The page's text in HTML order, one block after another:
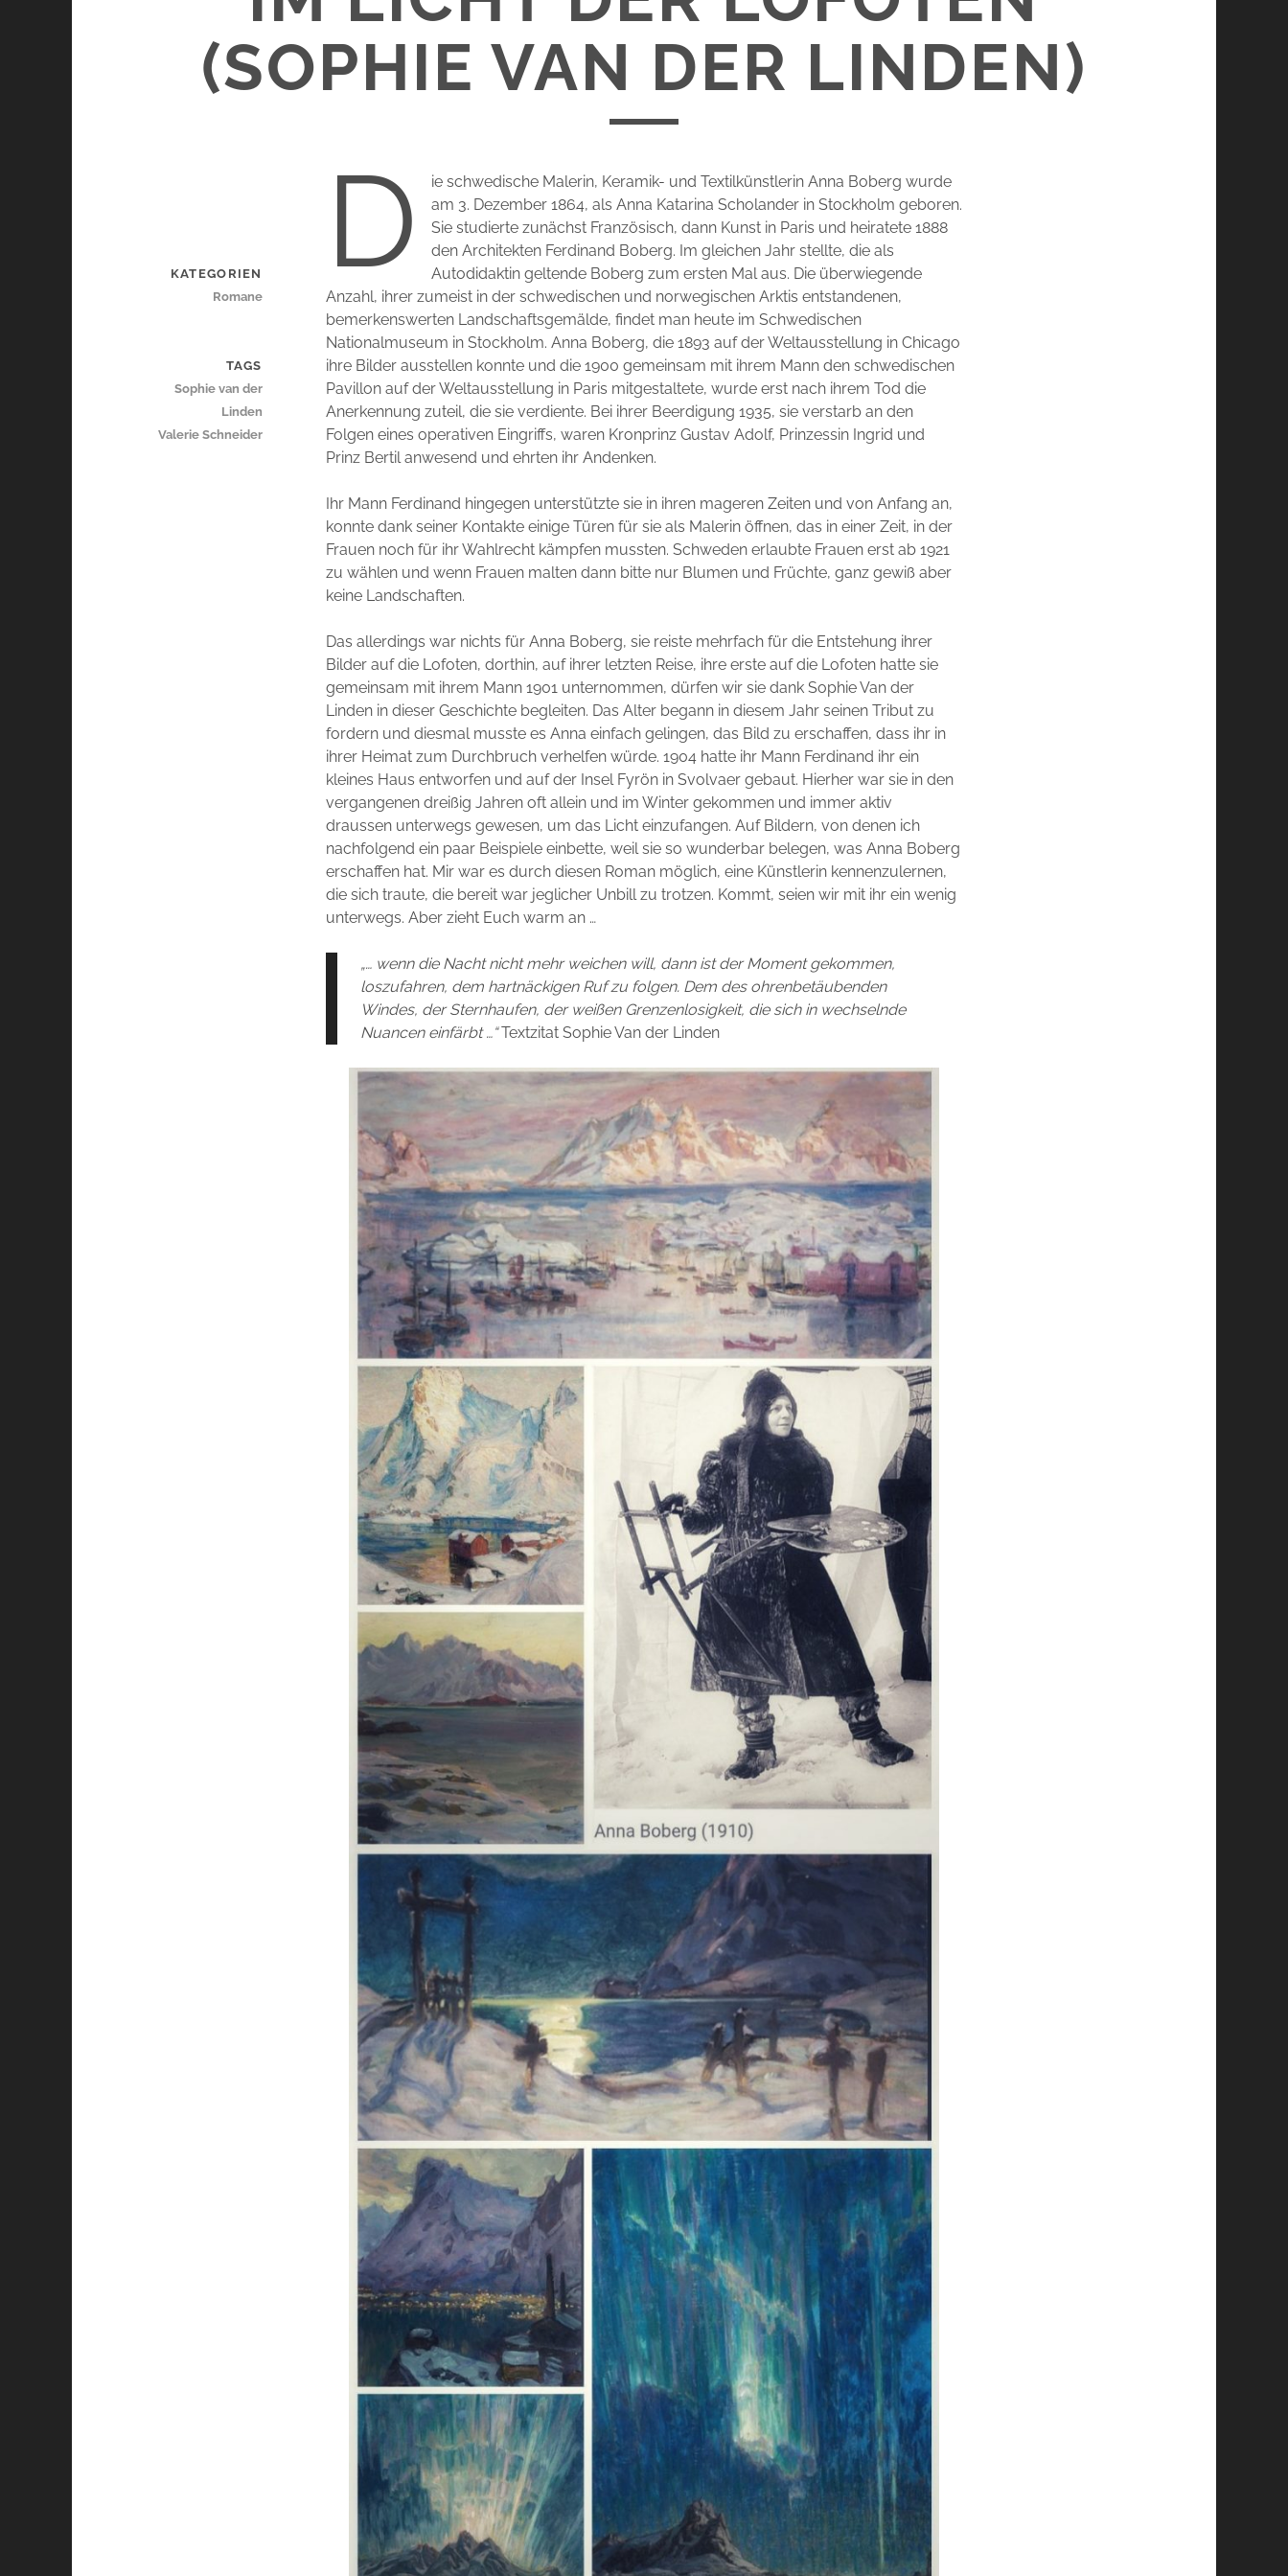
(SOPHIE VAN DER LINDEN)
D
ie schwedische Malerin, Keramik- und Textilkünstlerin Anna Boberg wurde
am 3. Dezember 1864, als Anna Katarina Scholander in Stockholm geboren.
Sie studierte zunächst Französisch, dann Kunst in Paris und heiratete 1888
den Architekten Ferdinand Boberg. Im gleichen Jahr stellte, die als
Autodidaktin geltende Boberg zum ersten Mal aus. Die überwiegende
Anzahl, ihrer zumeist in der schwedischen und norwegischen Arktis entstandenen,
bemerkenswerten Landschaftsgemälde, findet man heute im Schwedischen
Nationalmuseum in Stockholm. Anna Boberg, die 1893 auf der Weltausstellung in Chicago
ihre Bilder ausstellen konnte und die 1900 gemeinsam mit ihrem Mann den schwedischen
Pavillon auf der Weltausstellung in Paris mitgestaltete, wurde erst nach ihrem Tod die
Anerkennung zuteil, die sie verdiente. Bei ihrer Beerdigung 1935, sie verstarb an den
Folgen eines operativen Eingriffs, waren Kronprinz Gustav Adolf, Prinzessin Ingrid und
Prinz Bertil anwesend und ehrten ihr Andenken.
Ihr Mann Ferdinand hingegen unterstützte sie in ihren mageren Zeiten und von Anfang an,
konnte dank seiner Kontakte einige Türen für sie als Malerin öffnen, das in einer Zeit, in der
Frauen noch für ihr Wahlrecht kämpfen mussten. Schweden erlaubte Frauen erst ab 1921
zu wählen und wenn Frauen malten dann bitte nur Blumen und Früchte, ganz gewiß aber
keine Landschaften.
Das allerdings war nichts für Anna Boberg, sie reiste mehrfach für die Entstehung ihrer
Bilder auf die Lofoten, dorthin, auf ihrer letzten Reise, ihre erste auf die Lofoten hatte sie
gemeinsam mit ihrem Mann 1901 unternommen, dürfen wir sie dank Sophie Van der
Linden in dieser Geschichte begleiten. Das Alter begann in diesem Jahr seinen Tribut zu
fordern und diesmal musste es Anna einfach gelingen, das Bild zu erschaffen, dass ihr in
ihrer Heimat zum Durchbruch verhelfen würde. 1904 hatte ihr Mann Ferdinand ihr ein
kleines Haus entworfen und auf der Insel Fyrön in Svolvaer gebaut. Hierher war sie in den
vergangenen dreißig Jahren oft allein und im Winter gekommen und immer aktiv
draussen unterwegs gewesen, um das Licht einzufangen. Auf Bildern, von denen ich
nachfolgend ein paar Beispiele einbette, weil sie so wunderbar belegen, was Anna Boberg
erschaffen hat. Mir war es durch diesen Roman möglich, eine Künstlerin kennenzulernen,
die sich traute, die bereit war jeglicher Unbill zu trotzen. Kommt, seien wir mit ihr ein wenig
unterwegs. Aber zieht Euch warm an …
„… wenn die Nacht nicht mehr weichen will, dann ist der Moment gekommen,
loszufahren, dem hartnäckigen Ruf zu folgen. Dem des ohrenbetäubenden
Windes, der Sternhaufen, der weißen Grenzenlosigkeit, die sich in wechselnde
Nuancen einfärbt …“Textzitat Sophie Van der Linden
KATEGORIEN
Romane
TAGS
Sophie van der
Linden
Valerie Schneider